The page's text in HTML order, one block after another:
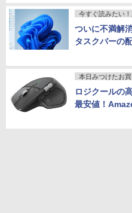
今すぐ読みたい
ついに不満解
タスクバーの
本日みつけたお
ロジクールの
最安値！